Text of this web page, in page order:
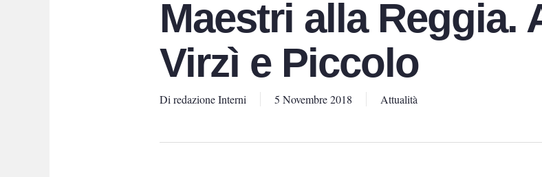
Maestri alla Reggia.
Virzì e Piccolo
Di redazione Interni 5 Novembre 2018 Attualità